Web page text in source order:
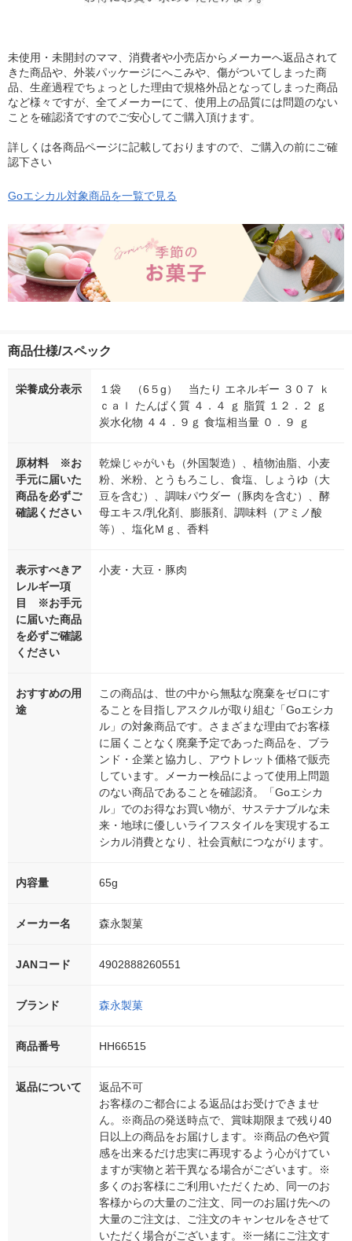
未使用・未開封のママ、消費者や小売店からメーカーへ返品されて
きた商品や、外装パッケージにへこみや、傷がついてしまった商
品、生産過程でちょっとした理由で規格外品となってしまった商品
など様々ですが、全てメーカーにて、使用上の品質には問題のない
ことを確認済ですのでご安心してご購入頂けます。
詳しくは各商品ページに記載しておりますので、ご購入の前にご確
認下さい
Goエシカル対象商品を一覧で見る
商品仕様/スペック
栄養成分表示
１袋 （6５g） 当たり エネルギー ３０７ ｋ
ｃａｌ たんぱく質 ４．４ ｇ 脂質 １２．２ ｇ
炭水化物 ４４．９ｇ 食塩相当量 ０．９ ｇ
原材料 ※お
手元に届いた
商品を必ずご
確認ください
乾燥じゃがいも（外国製造）、植物油脂、小麦
粉、米粉、とうもろこし、食塩、しょうゆ（大
豆を含む）、調味パウダー（豚肉を含む）、酵
母エキス/乳化剤、膨脹剤、調味料（アミノ酸
等）、塩化Ｍｇ、香料
表示すべきア
レルギー項
目 ※お手元
に届いた商品
を必ずご確認
ください
小麦・大豆・豚肉
おすすめの用
途
この商品は、世の中から無駄な廃棄をゼロにす
ることを目指しアスクルが取り組む「Goエシカ
ル」の対象商品です。さまざまな理由でお客様
に届くことなく廃棄予定であった商品を、ブラ
ンド・企業と協力し、アウトレット価格で販売
しています。メーカー検品によって使用上問題
のない商品であることを確認済。「Goエシカ
ル」でのお得なお買い物が、サステナブルな未
来・地球に優しいライフスタイルを実現するエ
シカル消費となり、社会貢献につながります。
内容量 65g
メーカー名 森永製菓
JANコード 4902888260551
ブランド 森永製菓
商品番号 HH66515
返品について
返品不可
お客様のご都合による返品はお受けできませ
ん。※商品の発送時点で、賞味期限まで残り40
日以上の商品をお届けします。※商品の色や質
感を出来るだけ忠実に再現するよう心がけてい
ますが実物と若干異なる場合がございます。※
多くのお客様にご利用いただくため、同一のお
客様からの大量のご注文、同一のお届け先への
大量のご注文は、ご注文のキャンセルをさせて
いただく場合がございます。※一緒にご注文す